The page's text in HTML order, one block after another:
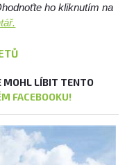
ho kliknutím na
MOHL LÍBIT TENTO
FACEBOOKU!